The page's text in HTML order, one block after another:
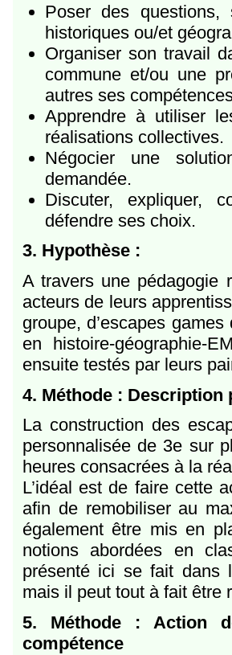
Poser des
historiques ou/et
Organiser son travail
commune et/ou une
autres ses
Apprendre à utiliser
réalisations collectives.
Négocier une
demandée.
Discuter, expliquer,
défendre ses choix.
3. Hypothèse :
A travers une pédagogie
acteurs de leurs
groupe, d’escapes
en histoire-géographie-
ensuite testés par leurs
4. Méthode :
La construction des
personnalisée de 3e sur
heures consacrées à la
L’idéal est de faire cette
afin de remobiliser au
également être mis en
notions abordées en
présenté ici se fait dans
mais il peut tout à fait être
5. Méthode : Action
compétence